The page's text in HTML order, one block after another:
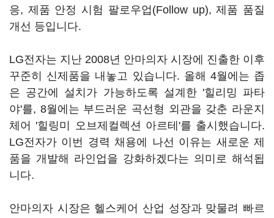
응, 제품 안정 시험 팔로우업(Follow up), 제품 품질
개선 등입니다.
LG전자는 지난 2008년 안마의자 시장에 진출한 이후
꾸준히 신제품을 내놓고 있습니다. 올해 4월에는 좁
은 공간에 설치가 가능하도록 설계한 '힐리밍 파타
야'를, 8월에는 부드러운 곡선형 외관을 갖춘 라운지
체어 '힐링미 오브제컬렉션 아르테'를 출시했습니다.
LG전자가 이번 경력 채용에 나선 이유는 새로운 제
품을 개발해 라인업을 강화하겠다는 의미로 해석됩
니다.
안마의자 시장은 헬스케어 산업 성장과 맞물려 빠르